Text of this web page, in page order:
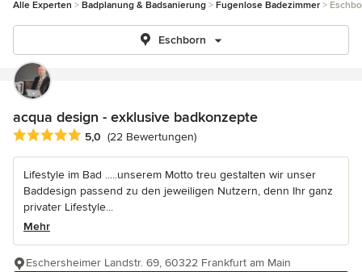
Alle Experten Badplanung & Badsanierung Fugenlose Badezimmer
Eschborn
acqua design - exklusive badkonzepte
Durchschnittliche Bewertung: 5 von 5 Sternen
5,0 (22 Bewertungen)
Lifestyle im Bad .....unserem Motto treu gestalten wir unser
Baddesign passend zu den jeweiligen Nutzern, denn Ihr ganz
privater Lifestyle...
Mehr
Eschersheimer Landstr. 69, 60322 Frankfurt am Main